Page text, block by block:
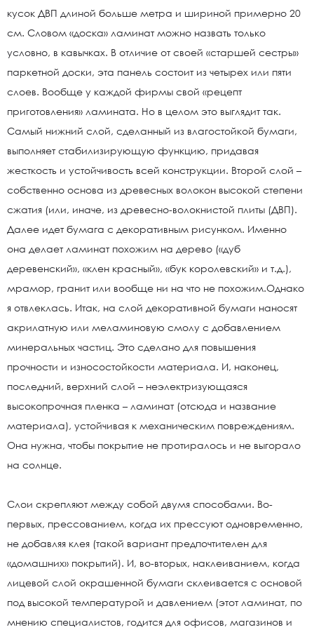
кусок ДВП длиной больше метра и шириной примерно 20
см. Словом «доска» ламинат можно назвать только
условно, в кавычках. В отличие от своей «старшей сестры»
паркетной доски, эта панель состоит из четырех или пяти
слоев. Вообще у каждой фирмы свой «рецепт
приготовления» ламината. Но в целом это выглядит так.
Самый нижний слой, сделанный из влагостойкой бумаги,
выполняет стабилизирующую функцию, придавая
жесткость и устойчивость всей конструкции. Второй слой –
собственно основа из древесных волокон высокой степени
сжатия (или, иначе, из древесно-волокнистой плиты (ДВП).
Далее идет бумага с декоративным рисунком. Именно
она делает ламинат похожим на дерево («дуб
деревенский», «клен красный», «бук королевский» и т.д.),
мрамор, гранит или вообще ни на что не похожим.Однако
я отвлеклась. Итак, на слой декоративной бумаги наносят
акрилатную или меламиновую смолу с добавлением
минеральных частиц. Это сделано для повышения
прочности и износостойкости материала. И, наконец,
последний, верхний слой – неэлектризующаяся
высокопрочная пленка – ламинат (отсюда и название
материала), устойчивая к механическим повреждениям.
Она нужна, чтобы покрытие не протиралось и не выгорало
на солнце.
Слои скрепляют между собой двумя способами. Во-
первых, прессованием, когда их прессуют одновременно,
не добавляя клея (такой вариант предпочтителен для
«домашних» покрытий). И, во-вторых, наклеиванием, когда
лицевой слой окрашенной бумаги склеивается с основой
под высокой температурой и давлением (этот ламинат, по
мнению специалистов, годится для офисов, магазинов и